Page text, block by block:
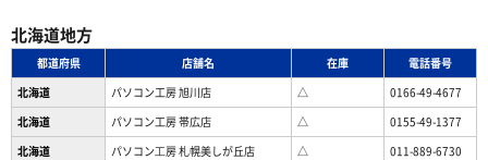
北海道地方
都道府県 店舗名 在庫
電話番号
北海道
パソコン工房 旭川店 △
0166-49-4677
北海道
パソコン工房 帯広店 △
0155-49-1377
北海道
パソコン⼯房 札幌美しが丘店 △
011-889-6730